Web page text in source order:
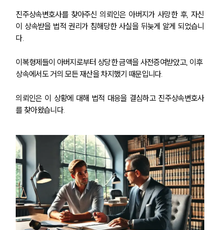
진주상속변호사를 찾아주신 의뢰인은 아버지가 사망한 후, 자신
이 상속받을 법적 권리가 침해당한 사실을 뒤늦게 알게 되었습니
다.
이복형제들이 아버지로부터 상당한 금액을 사전증여받았고, 이후
상속에서도 거의 모든 재산을 차지했기 때문입니다.
의뢰인은 이 상황에 대해 법적 대응을 결심하고 진주상속변호사
를 찾아왔습니다.